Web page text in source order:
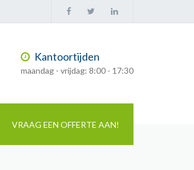
Besseling
Travel
Besseling
Travel
Besseling
Travel
Kantoortijden
maandag - vrijdag: 8:00 - 17:30
Search
VRAAG EEN OFFERTE AAN!